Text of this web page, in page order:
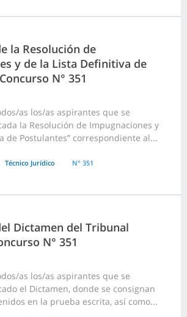
la Resolución de
y de la Lista Definitiva de
N° 351
as los/as aspirantes que se
la Resolución de Impugnaciones y
de Postulantes” correspondiente al...
Técnico Jurídico N° 351
Dictamen del Tribunal
N° 351
as los/as aspirantes que se
el Dictamen, donde se consignan
en la prueba escrita, así como...